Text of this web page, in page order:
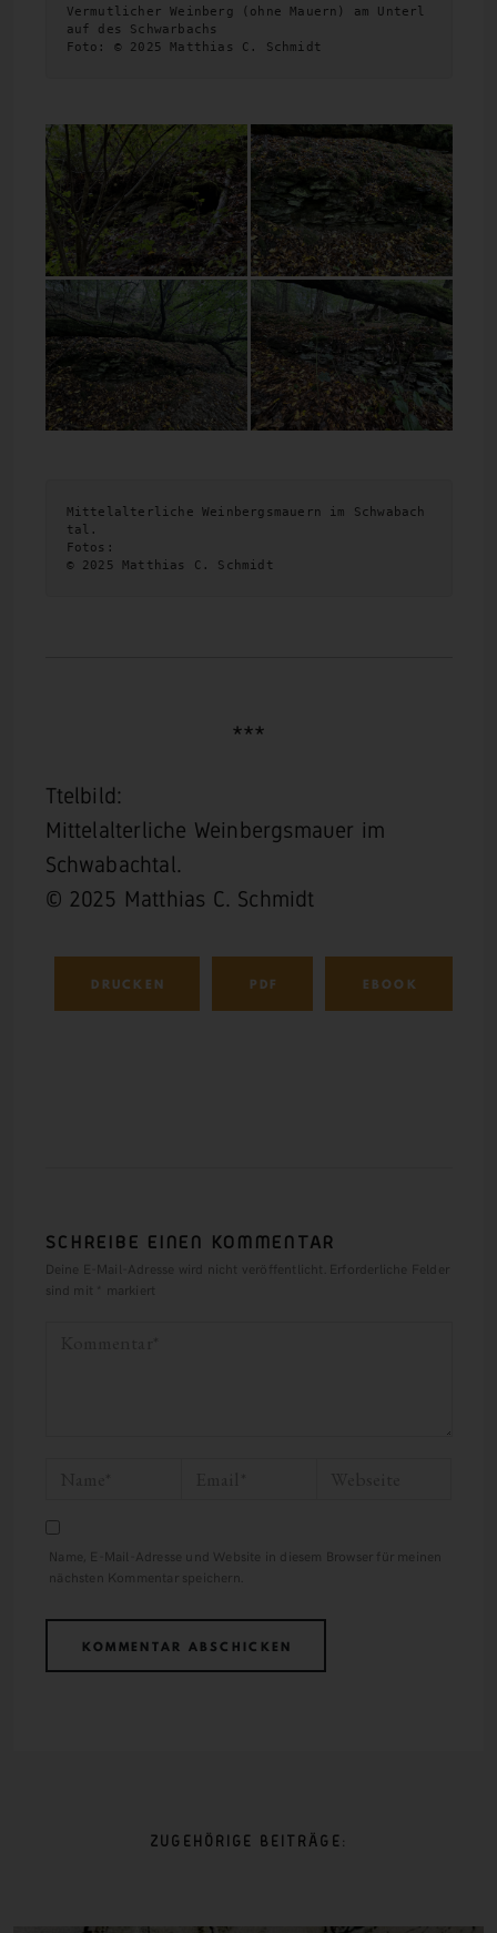
Vermutlicher Weinberg (ohne Mauern) am Unterl
auf des Schwarbachs
Foto: © 2025 Matthias C. Schmidt
Mittelalterliche Weinbergsmauern im Schwabach
tal.
Fotos:
© 2025 Matthias C. Schmidt
***
Ttelbild:
Mittelalterliche Weinbergsmauer im
Schwabachtal.
© 2025 Matthias C. Schmidt
DRUCKEN PDF EBOOK
SCHREIBE EINEN KOMMENTAR
Deine E-Mail-Adresse wird nicht veröffentlicht.
Erforderliche Felder
sind mit
markiert
Name, E-Mail-Adresse und Website in diesem Browser für meinen
nächsten Kommentar speichern.
ZUGEHÖRIGE BEITRÄGE: